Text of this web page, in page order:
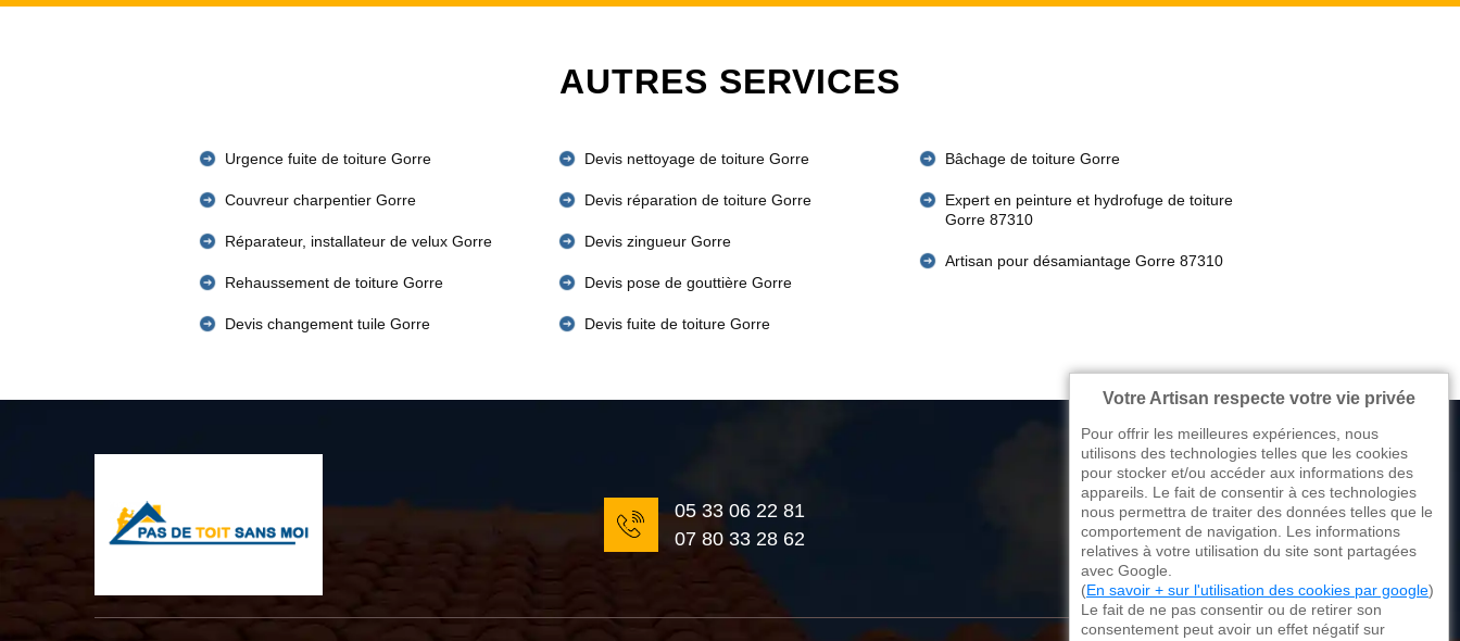
AUTRES SERVICES
Urgence fuite de toiture Gorre
Couvreur charpentier Gorre
Réparateur, installateur de velux Gorre
Rehaussement de toiture Gorre
Devis changement tuile Gorre
Devis nettoyage de toiture Gorre
Devis réparation de toiture Gorre
Devis zingueur Gorre
Devis pose de gouttière Gorre
Devis fuite de toiture Gorre
Bâchage de toiture Gorre
Expert en peinture et hydrofuge de toiture
Gorre 87310
Artisan pour désamiantage Gorre 87310
05 33 06 22 81
07 80 33 28 62
176 avenue de Limoges
87270 Couzeix
Votre Artisan respecte votre vie privée
Pour offrir les meilleures expériences, nous
utilisons des technologies telles que les cookies
pour stocker et/ou accéder aux informations des
appareils. Le fait de consentir à ces technologies
nous permettra de traiter des données telles que le
comportement de navigation. Les informations
relatives à votre utilisation du site sont partagées
avec Google.
(En savoir + sur l'utilisation des cookies par google)
Le fait de ne pas consentir ou de retirer son
consentement peut avoir un effet négatif sur